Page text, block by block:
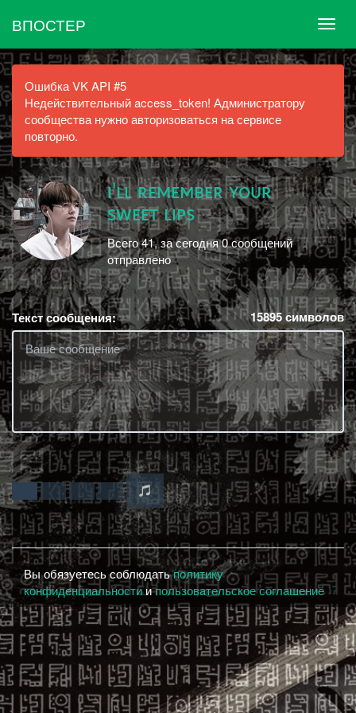
ВПОСТЕР
Ошибка VK API #5
Недействительный access_token! Администратору
сообщества нужно авторизоваться на сервисе
повторно.
ɪ'ʟʟ ʀᴇᴍᴇᴍʙᴇʀ ʏᴏᴜʀ
sᴡᴇᴇᴛ ʟɪᴘs
Всего 41, за сегодня 0 сообщений
отправлено
Текст сообщения: 15895символов
Вы обязуетесь соблюдатьполитику
конфиденциальностиипользовательское соглашение